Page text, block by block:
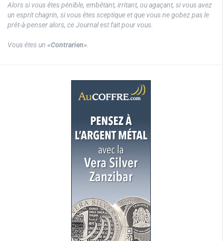
Alors si vous êtes pénible, embêtant, irritant, ou agaçant, si vous avez
un esprit chagrin, si vous êtes sceptique et que vous ne gobez pas le
prêt-à-penser alors, ce Journal est fait pour vous.
Vous êtes un «Contrarien».